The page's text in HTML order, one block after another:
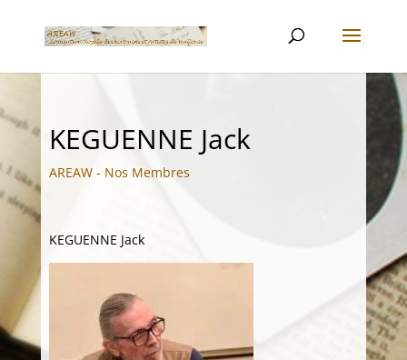
KEGUENNE Jack
AREAW - Nos Membres
KEGUENNE Jack